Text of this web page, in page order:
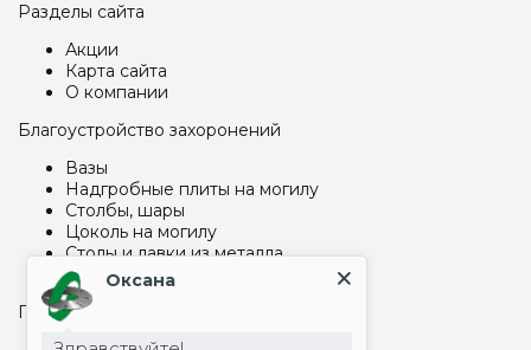
Разделы сайта
Акции
Карта сайта
О компании
Благоустройство захоронений
Вазы
Надгробные плиты на могилу
Столбы, шары
Цоколь на могилу
Столы и лавки из металла
Столы и лавки из гранита
Памятники и гравировка
Оксана